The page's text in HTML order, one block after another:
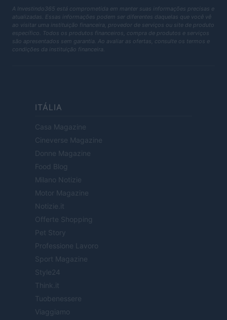
A Investindo365 está comprometida em manter suas informações precisas e
atualizadas. Essas informações podem ser diferentes daquelas que você vê
ao visitar uma instituição financeira, provedor de serviços ou site de produto
específico. Todos os produtos financeiros, compra de produtos e serviços
são apresentados sem garantia. Ao avaliar as ofertas, consulte os termos e
condições da instituição financeira.
ITÁLIA
Casa Magazine
Cineverse Magazine
Donne Magazine
Food Blog
Milano Notizie
Motor Magazine
Notizie.it
Offerte Shopping
Pet Story
Professione Lavoro
Sport Magazine
Style24
Think.it
Tuobenessere
Viaggiamo